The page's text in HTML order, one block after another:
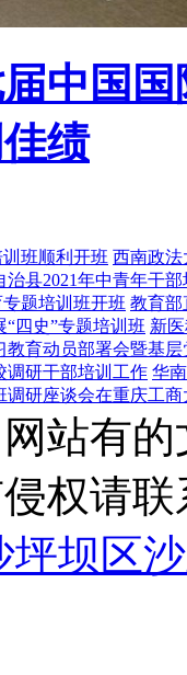
中国
绩
班顺利开班 西南政法
治县2021年中青年干
题培训班开班 教育部
“四史”专题培训班 新
教育动员部署会暨基
调研干部培训工作 华
调研座谈会在重庆工商
网站有
权请联
坪坝区